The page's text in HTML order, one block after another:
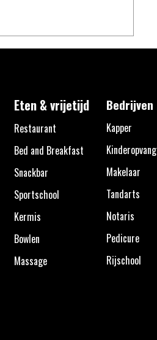
Eten & vrijetijd
Restaurant
Bed and Breakfast
Snackbar
Sportschool
Kermis
Bowlen
Massage
Bedrijven
Kapper
Kinderopvang
Makelaar
Tandarts
Notaris
Pedicure
Rijschool